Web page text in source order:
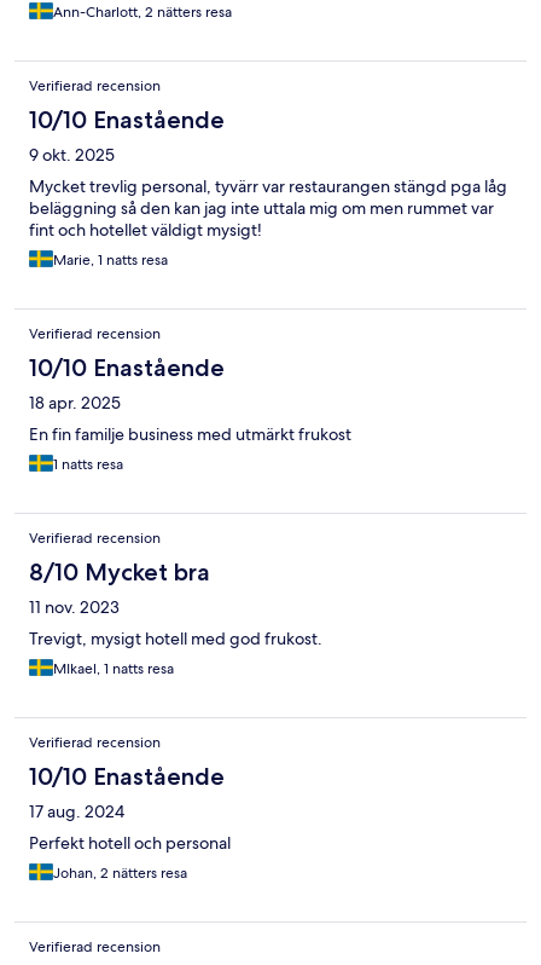
Ann-Charlott, 2 nätters resa
Verifierad recension
10/10 Enastående
9 okt. 2025
Mycket trevlig personal, tyvärr var restaurangen stängd pga låg
beläggning så den kan jag inte uttala mig om men rummet var
fint och hotellet väldigt mysigt!
Marie, 1 natts resa
Verifierad recension
10/10 Enastående
18 apr. 2025
En fin familje business med utmärkt frukost
1 natts resa
Verifierad recension
8/10 Mycket bra
11 nov. 2023
Trevigt, mysigt hotell med god frukost.
MIkael, 1 natts resa
Verifierad recension
10/10 Enastående
17 aug. 2024
Perfekt hotell och personal
Johan, 2 nätters resa
Verifierad recension